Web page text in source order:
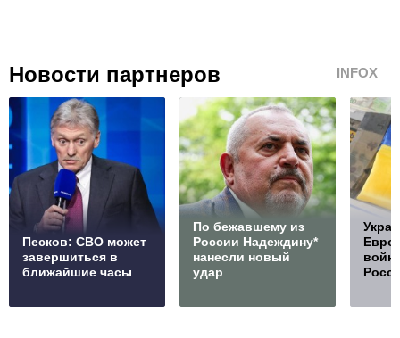
Новости партнеров INFOX
Песков: СВО может
завершиться в
ближайшие часы
По бежавшему из
России Надеждину*
нанесли новый
удар